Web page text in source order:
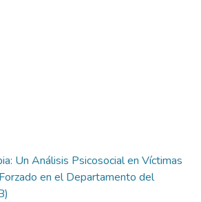
Un Análisis Psicosocial en Víctimas
en el Departamento del